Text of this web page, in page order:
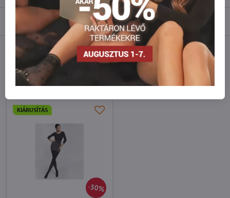
Fórum
FacebookTwitter BlueskyPinterestReddit WhatsApp
Hasonló modellek
30%
KIÁRUSÍTÁS